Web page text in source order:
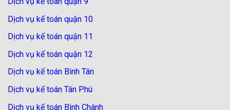
Dịch vụ kế toán quận 10
Dịch vụ kế toán quận 11
Dịch vụ kế toán quận 12
Dịch vụ kế toán Bình Tân
Dịch vụ kế toán Tân Phú
Dịch vụ kế toán Bình Chánh